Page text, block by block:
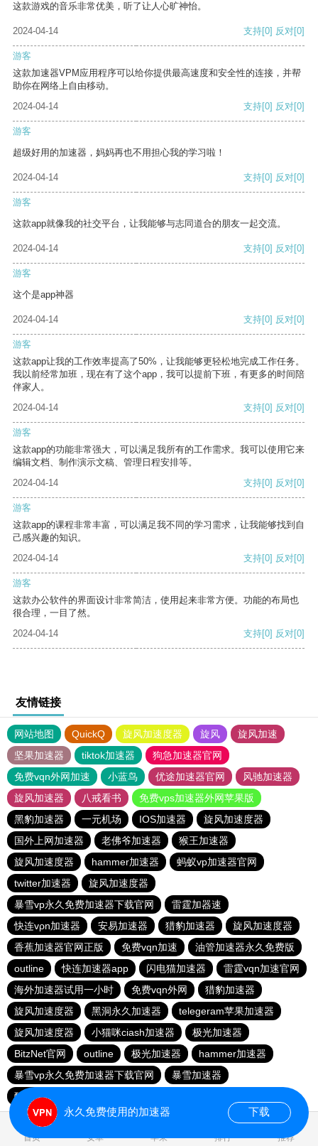
这款游戏的音乐非常优美，听了让人心旷神怡。
2024-04-14 支持[0] 反对[0]
游客
这款加速器VPM应用程序可以给你提供最高速度和安全性的连接，并帮
助你在网络上自由移动。
2024-04-14
支持[0] 反对[0]
游客
超级好用的加速器，妈妈再也不用担心我的学习啦！
2024-04-14 支持[0] 反对[0]
游客
这款app就像我的社交平台，让我能够与志同道合的朋友一起交流。
2024-04-14 支持[0] 反对[0]
游客
这个是app神器
2024-04-14 支持[0] 反对[0]
游客
这款app让我的工作效率提高了50%，让我能够更轻松地完成工作任务。
我以前经常加班，现在有了这个app，我可以提前下班，有更多的时间陪
伴家人。
2024-04-14
支持[0] 反对[0]
游客
这款app的功能非常强大，可以满足我所有的工作需求。我可以使用它来
编辑文档、制作演示文稿、管理日程安排等。
2024-04-14
支持[0] 反对[0]
游客
这款app的课程非常丰富，可以满足我不同的学习需求，让我能够找到自
己感兴趣的知识。
2024-04-14
支持[0] 反对[0]
游客
这款办公软件的界面设计非常简洁，使用起来非常方便。功能的布局也
很合理，一目了然。
2024-04-14
支持[0] 反对[0]
友情链接
网站地图 QuickQ 旋风加速度器 旋风
旋风加速
坚果加速器
tiktok加速器
狗急加速器官网
免费vqn外网加速
小蓝鸟 优途加速器官网
风驰加速器
旋风加速器
八戒看书
免费vps加速器外网苹果版
黑豹加速器
一元机场 IOS加速器
旋风加速度器
国外上网加速器
老佛爷加速器
猴王加速器
旋风加速度器
hammer加速器
蚂蚁vp加速器官网
twitter加速器
旋风加速度器
暴雪vp永久免费加速器下载官网
雷霆加器速
快连vρn加速器
安易加速器 猎豹加速器
旋风加速度器
香蕉加速器官网正版
免费vqn加速
油管加速器永久免费版
outline
快连加速器app 闪电猫加速器
雷霆vqn加速官网
海外加速器试用一小时
免费vqn外网
猎豹加速器
旋风加速度器
黑洞永久加速器
telegeram苹果加速器
旋风加速度器
小猫咪ciash加速器
极光加速器
BitzNet官网
outline 极光加速器
hammer加速器
暴雪vp永久免费加速器下载官网
暴雪加速器
酷通加速器官网
首页 安卓 苹果 排行 推荐
永久免费使用的加速器 下载
0.027682s